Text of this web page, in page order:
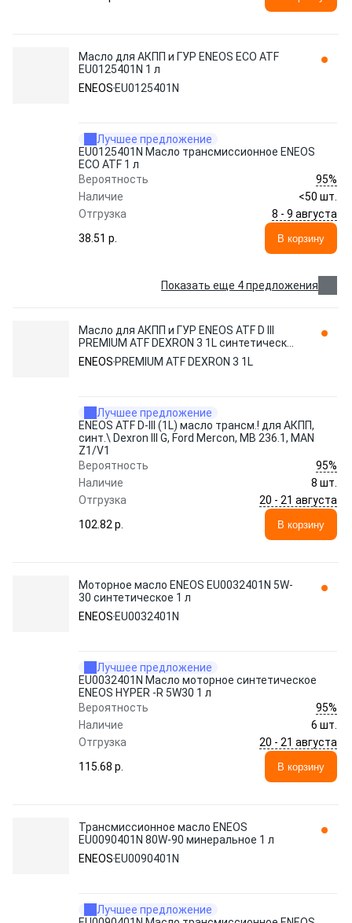
Масло для АКПП и ГУР ENEOS ECO ATF
EU0125401N 1 л
ENEOS EU0125401N
Лучшее предложение
EU0125401N Масло трансмиссионное ENEOS
ECO ATF 1 л
Вероятность
95%
Наличие
<50 шт.
Отгрузка
8 - 9 августа
38.51 p.
В корзину
Показать еще 4 предложения
Масло для АКПП и ГУР ENEOS ATF D III
PREMIUM ATF DEXRON 3 1L синтетическое
1 л
ENEOS PREMIUM ATF DEXRON 3 1L
Лучшее предложение
ENEOS ATF D-III (1L) масло трансм.! для АКПП,
синт.\ Dexron III G, Ford Mercon, MB 236.1, MAN
Z1/V1
Вероятность
95%
Наличие
8 шт.
Отгрузка
20 - 21 августа
102.82 p.
В корзину
Моторное масло ENEOS EU0032401N 5W-
30 синтетическое 1 л
ENEOS EU0032401N
Лучшее предложение
EU0032401N Масло моторное синтетическое
ENEOS HYPER -R 5W30 1 л
Вероятность
95%
Наличие
6 шт.
Отгрузка
20 - 21 августа
115.68 p.
В корзину
Трансмиссионное масло ENEOS
EU0090401N 80W-90 минеральное 1 л
ENEOS EU0090401N
Лучшее предложение